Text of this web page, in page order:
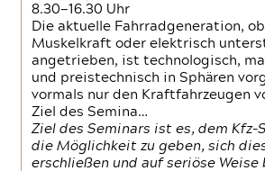
8.30—16.30 Uhr
Die aktuelle Fahrradgeneration,
Muskelkraft oder elektrisch
angetrieben, ist technologisch,
und preistechnisch in Sphären
vormals nur den Kraftfahrzeugen
Ziel des Semina…
Ziel des Seminars ist es, dem Kfz-
die Möglichkeit zu geben, sich
erschließen und auf seriöse Weise